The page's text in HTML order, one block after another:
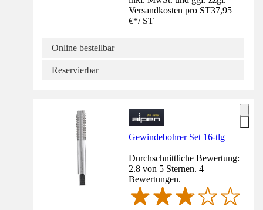
Versandkosten pro ST37,95
€*/ ST
Online bestellbar
Reservierbar
Gewindebohrer Set 16-tlg
Durchschnittliche Bewertung:
2.8 von 5 Sternen. 4
Bewertungen.